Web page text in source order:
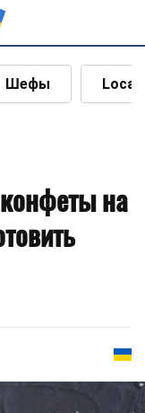
Шефы Local
на